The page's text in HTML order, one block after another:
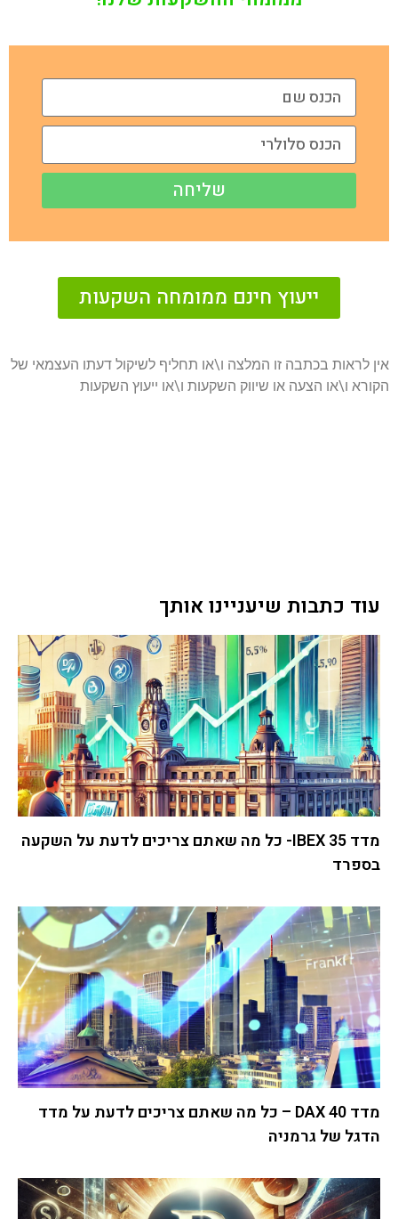
שליחה
ייעוץ חינם ממומחה השקעות
אין לראות בכתבה זו המלצה ו\או תחליף לשיקול דעתו העצמאי של
הקורא ו\או הצעה או שיווק השקעות ו\או ייעוץ השקעות
עוד כתבות שיעניינו אותך
מדד IBEX 35- כל מה שאתם צריכים לדעת על השקעה
בספרד
מדד DAX 40 – כל מה שאתם צריכים לדעת על מדד
הדגל של גרמניה